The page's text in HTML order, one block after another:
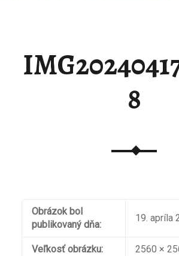
8
Obrázok bol
publikovaný dňa:
19. apríla
Veľkosť obrázku: 2560 ×